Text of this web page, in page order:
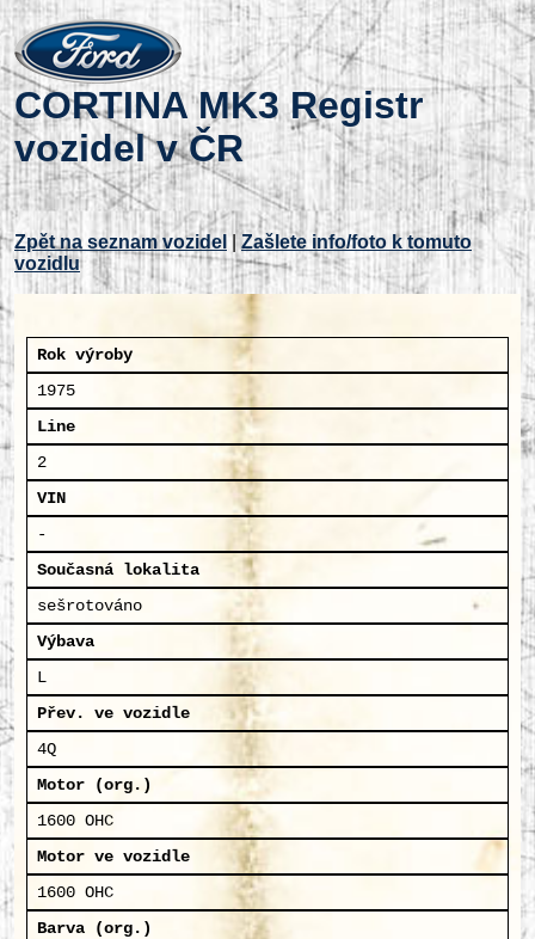
CORTINA MK3 Registr
vozidel v ČR
Zpět na seznam vozidel
Zašlete info/foto k tomuto
vozidlu
Rok výroby
1975
Line
2
VIN
-
Současná lokalita
sešrotováno
Výbava
L
Přev. ve vozidle
4Q
Motor (org.)
1600 OHC
Motor ve vozidle
1600 OHC
Barva (org.)